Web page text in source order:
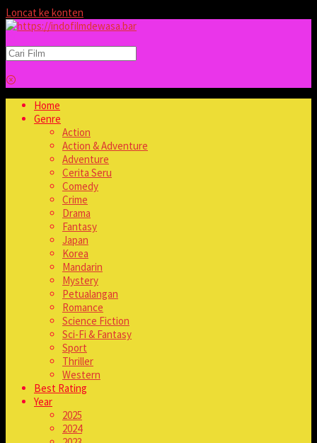
Loncat ke konten
Home
Genre
Action
Action & Adventure
Adventure
Cerita Seru
Comedy
Crime
Drama
Fantasy
Japan
Korea
Mandarin
Mystery
Petualangan
Romance
Science Fiction
Sci-Fi & Fantasy
Sport
Thriller
Western
Best Rating
Year
2025
2024